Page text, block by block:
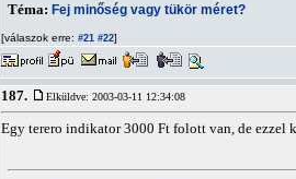
Téma: Fej minőség vagy tükör méret?
[válaszok erre: #21 #22]
187. Elküldve: 2003-03-11 12:34:08
Egy terero indikator 3000 Ft folott van, de ezzel